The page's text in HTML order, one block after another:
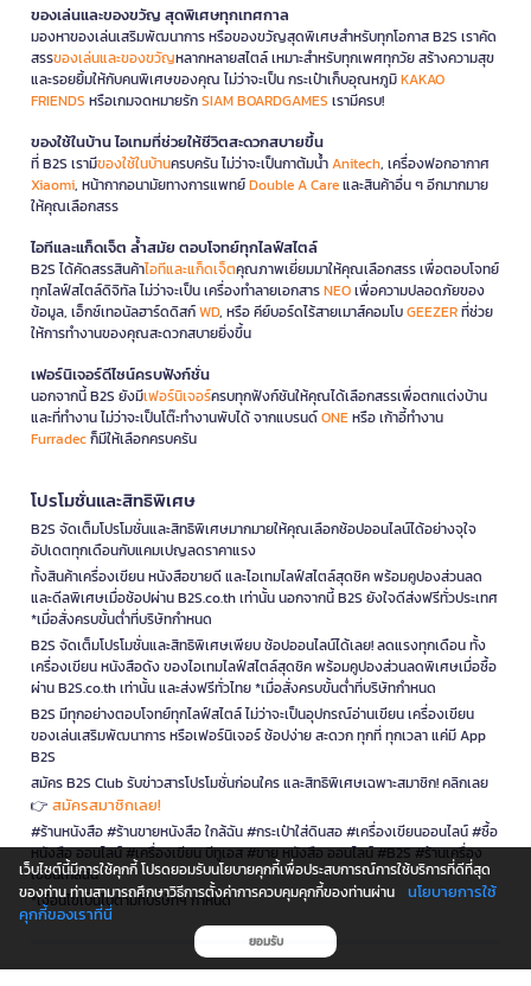
ของเล่นและของขวัญ สุดพิเศษทุกเทศกาล
มองหาของเล่นเสริมพัฒนาการ หรือของขวัญสุดพิเศษสำหรับทุกโอกาส B2S เราคัด
สรรของเล่นและของขวัญหลากหลายสไตล์ เหมาะสำหรับทุกเพศทุกวัย สร้างความสุข
และรอยยิ้มให้กับคนพิเศษของคุณ ไม่ว่าจะเป็น กระเป๋าเก็บอุณหภูมิKAKAO
FRIENDS หรือเกมจดหมายรักSIAM BOARDGAMES เรามีครบ!
ของใช้ในบ้าน ไอเทมที่ช่วยให้ชีวิตสะดวกสบายขึ้น
ที่ B2S เรามีของใช้ในบ้านครบครัน ไม่ว่าจะเป็นกาต้มน้ำAnitech, เครื่องฟอกอากาศ
Xiaomi, หน้ากากอนามัยทางการแพทย์Double A Careและสินค้าอื่น ๆ อีกมากมาย
ให้คุณเลือกสรร
ไอทีและแก็ดเจ็ต ล้ำสมัย ตอบโจทย์ทุกไลฟ์สไตล์
B2S ได้คัดสรรสินค้าไอทีและแก็ดเจ็ตคุณภาพเยี่ยมมาให้คุณเลือกสรร เพื่อตอบโจทย์
ทุกไลฟ์สไตล์ดิจิทัล ไม่ว่าจะเป็น เครื่องทำลายเอกสารNEOเพื่อความปลอดภัยของ
ข้อมูล, เอ็กซ์เทอนัลฮาร์ดดิสก์WD, หรือ คีย์บอร์ดไร้สายเมาส์คอมโบGEEZERที่ช่วย
ให้การทำงานของคุณสะดวกสบายยิ่งขึ้น
เฟอร์นิเจอร์ดีไซน์ครบฟังก์ชั่น
นอกจากนี้ B2S ยังมีเฟอร์นิเจอร์ครบทุกฟังก์ชันให้คุณได้เลือกสรรเพื่อตกแต่งบ้าน
และที่ทำงาน ไม่ว่าจะเป็นโต๊ะทำงานพับได้ จากแบรนด์ONEหรือ เก้าอี้ทำงาน
Furradecก็มีให้เลือกครบครัน
โปรโมชั่นและสิทธิพิเศษ
B2S จัดเต็มโปรโมชั่นและสิทธิพิเศษมากมายให้คุณเลือกช้อปออนไลน์ได้อย่างจุใจ
อัปเดตทุกเดือนกับแคมเปญลดราคาแรง
ทั้งสินค้าเครื่องเขียน หนังสือขายดี และไอเทมไลฟ์สไตล์สุดชิค พร้อมคูปองส่วนลด
และดีลพิเศษเมื่อช้อปผ่าน B2S.co.th เท่านั้น นอกจากนี้ B2S ยังใจดีส่งฟรีทั่วประเทศ
*เมื่อสั่งครบขั้นต่ำที่บริษัทกำหนด
B2S จัดเต็มโปรโมชั่นและสิทธิพิเศษเพียบ ช้อปออนไลน์ได้เลย! ลดแรงทุกเดือน ทั้ง
เครื่องเขียน หนังสือดัง ของไอเทมไลฟ์สไตล์สุดชิค พร้อมคูปองส่วนลดพิเศษเมื่อซื้อ
ผ่าน B2S.co.th เท่านั้น และส่งฟรีทั่วไทย *เมื่อสั่งครบขั้นต่ำที่บริษัทกำหนด
B2S มีทุกอย่างตอบโจทย์ทุกไลฟ์สไตล์ ไม่ว่าจะเป็นอุปกรณ์อ่านเขียน เครื่องเขียน
ของเล่นเสริมพัฒนาการ หรือเฟอร์นิเจอร์ ช้อปง่าย สะดวก ทุกที่ ทุกเวลา แค่มี App
B2S
สมัคร B2S Club รับข่าวสารโปรโมชั่นก่อนใคร และสิทธิพิเศษเฉพาะสมาชิก! คลิกเลย
👉 สมัครสมาชิกเลย!
#ร้านหนังสือ #ร้านขายหนังสือ ใกล้ฉัน #กระเป๋าใส่ดินสอ #เครื่องเขียนออนไลน์ #ซื้อ
หนังสือ ออนไลน์ #เครื่องเขียน บีทูเอส #ขาย หนังสือ ออนไลน์ #B2S #ร้านเครื่อง
เขียนใกล้ฉัน
*เงื่อนไขเป็นไปตามที่บริษัทฯ กำหนด
เว็บไซต์นี้มีการใช้คุกกี้ โปรดยอมรับนโยบายคุกกี้เพื่อประสบการณ์การใช้บริการที่ดีที่สุด
ของท่าน ท่านสามารถศึกษาวิธีการตั้งค่าการควบคุมคุกกี้ของท่านผ่าน
นโยบายการใช้
คุกกี้ของเราที่นี่
ยอมรับ